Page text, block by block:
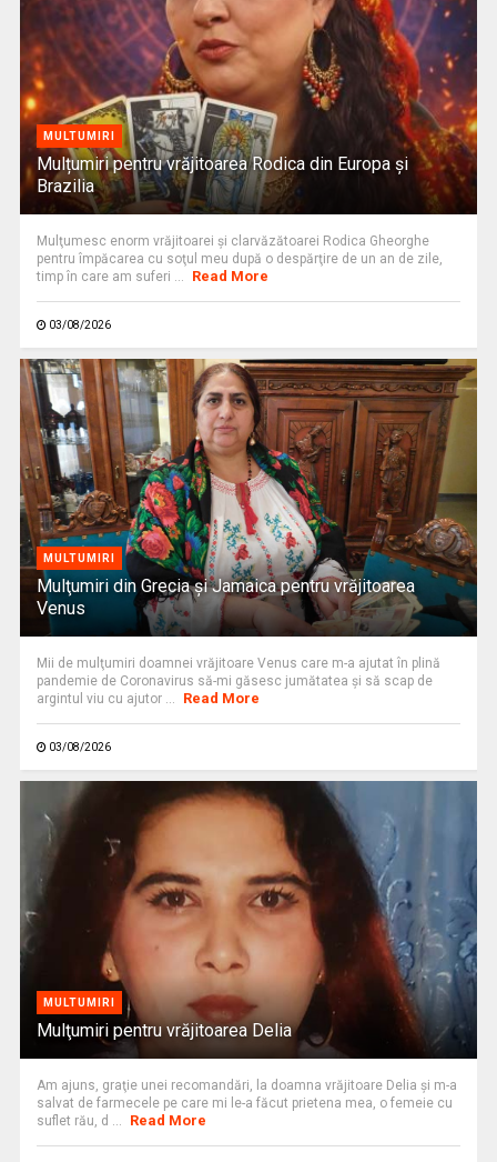
MULTUMIRI
Mulțumiri pentru vrăjitoarea Rodica din Europa și
Brazilia
Mulţumesc enorm vrăjitoarei şi clarvăzătoarei Rodica Gheorghe
pentru împăcarea cu soţul meu după o despărţire de un an de zile,
timp în care am suferi ...
Read More
03/08/2026
MULTUMIRI
Mulţumiri din Grecia și Jamaica pentru vrăjitoarea
Venus
Mii de mulţumiri doamnei vrăjitoare Venus care m-a ajutat în plină
pandemie de Coronavirus să-mi găsesc jumătatea şi să scap de
argintul viu cu ajutor ...
Read More
03/08/2026
MULTUMIRI
Mulţumiri pentru vrăjitoarea Delia
Am ajuns, graţie unei recomandări, la doamna vrăjitoare Delia şi m-a
salvat de farmecele pe care mi le-a făcut prietena mea, o femeie cu
suflet rău, d ...
Read More